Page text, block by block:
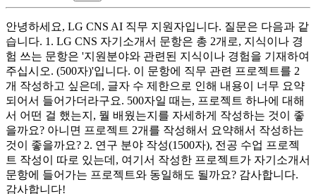
안녕하세요, LG CNS AI 직무 지원자입니다. 질문은 다음과 같
습니다. 1. LG CNS 자기소개서 문항은 총 2개로, 지식이나 경
험 쓰는 문항은 '지원분야와 관련된 지식이나 경험을 기재하여
주십시오. (500자)'입니다. 이 문항에 직무 관련 프로젝트를 2
개 작성하고 싶은데, 글자 수 제한으로 인해 내용이 너무 요약
되어서 들어가더라구요. 500자일 때는, 프로젝트 하나에 대해
서 어떤 걸 했는지, 뭘 배웠는지를 자세하게 작성하는 것이 좋
을까요? 아니면 프로젝트 2개를 작성해서 요약해서 작성하는
것이 좋을까요? 2. 연구 분야 작성(1500자), 전공 수업 프로젝
트 작성이 따로 있는데, 여기서 작성한 프로젝트가 자기소개서
문항에 들어가는 프로젝트와 동일해도 될까요? 감사합니다.
감사합니다!